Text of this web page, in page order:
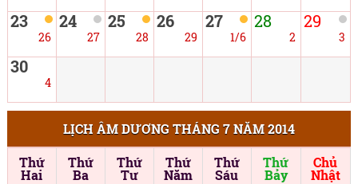
23
26
24
27
25
28
26
29
27
1/6
28
2
29
3
30
4
LỊCH ÂM DƯƠNG THÁNG 7 NĂM 2014
Thứ
Hai
Thứ
Ba
Thứ
Tư
Thứ
Năm
Thứ
Sáu
Thứ
Bảy
Chủ
Nhật